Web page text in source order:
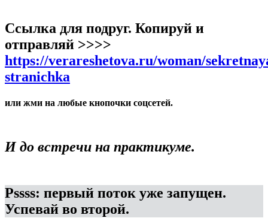
Ссылка для подруг. Копируй и
отправляй >>>>
https://verareshetova.ru/woman/
stranichka
или жми на любые кнопочки соцсетей.
И до встречи на практикуме.
Pssss: первый поток уже запущен.
Успевай во второй.